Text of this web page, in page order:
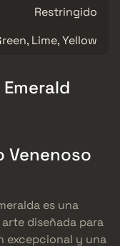
Restringido
Lime, Yellow
Venenoso
es una
diseñada para
excepcional y una